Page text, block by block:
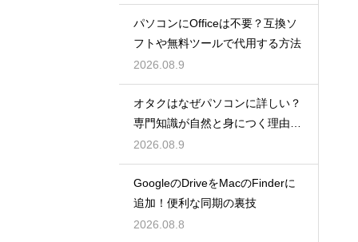
パソコンにOfficeは不要？互換ソ
フトや無料ツールで代用する方法
2026.08.9
オタクはなぜパソコンに詳しい？
専門知識が自然と身につく理由を
考察
2026.08.9
GoogleのDriveをMacのFinderに
追加！便利な同期の裏技
2026.08.8